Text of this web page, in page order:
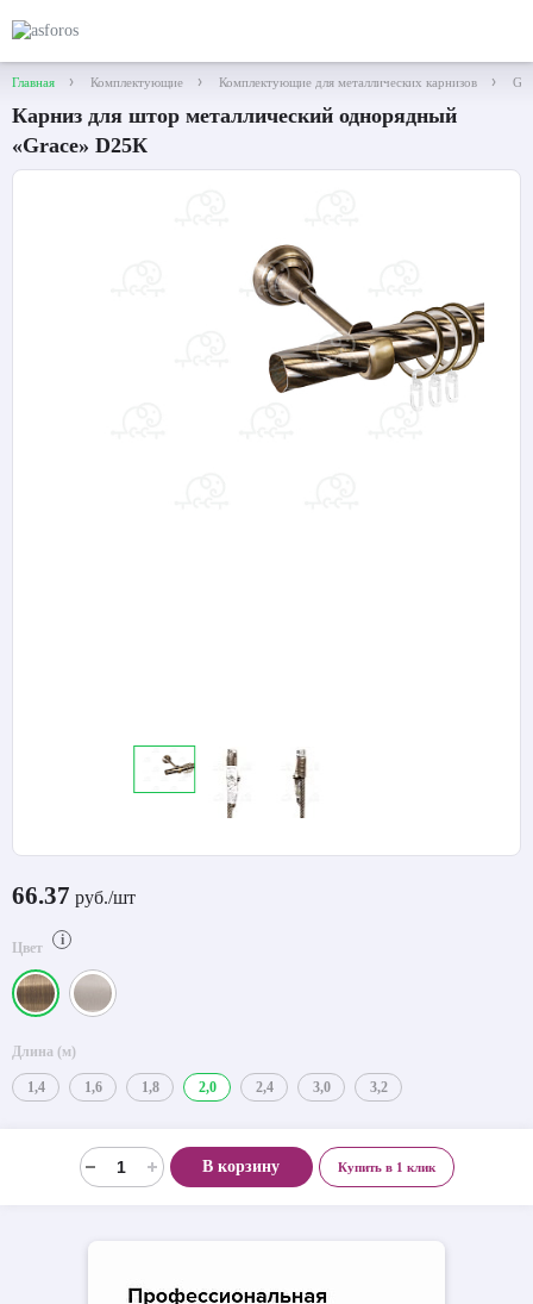
Главная Комплектующие Комплектующие для металлических карнизов
Карниз для штор металлический однорядный
«Grace» D25К
66.37 руб./шт
Цвет i
Длина (м)
1,4 1,6 1,8 2,0 2,4 3,0 3,2
В корзину Купить в 1 клик